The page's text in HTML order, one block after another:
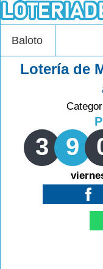
Baloto
Lotería de
3 9